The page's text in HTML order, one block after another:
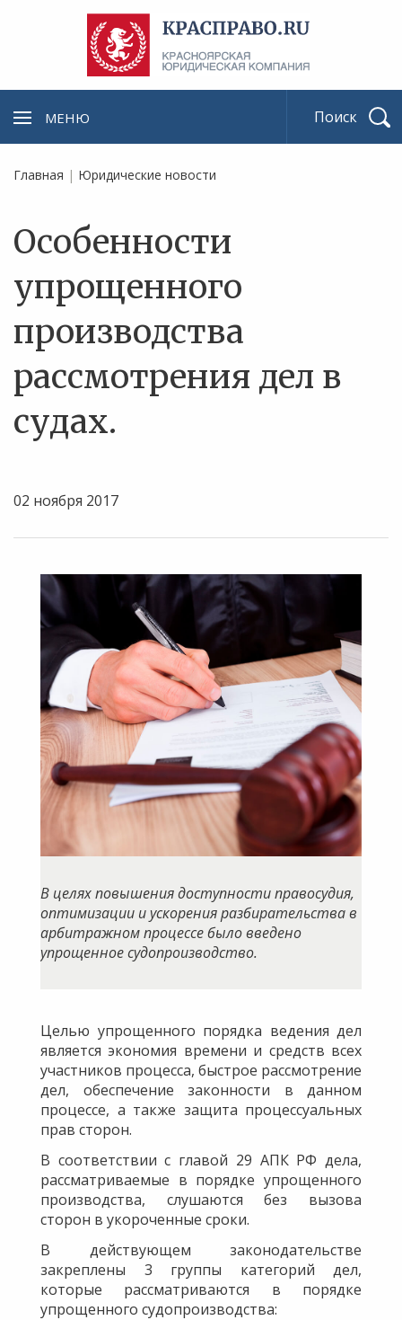
МЕНЮ
Главная | Юридические новости
Особенности
упрощенного
производства
рассмотрения дел в
судах.
02 ноября 2017
​В целях повышения доступности правосудия,
оптимизации и ускорения разбирательства в
арбитражном процессе было введено
упрощенное судопроизводство.
Целью упрощенного порядка ведения дел
является экономия времени и средств всех
участников процесса, быстрое рассмотрение
дел, обеспечение законности в данном
процессе, а также защита процессуальных
прав сторон.
В соответствии с главой 29 АПК РФ дела,
рассматриваемые в порядке упрощенного
производства, слушаются без вызова
сторон в укороченные сроки.
В действующем законодательстве
закреплены 3 группы категорий дел,
которые рассматриваются в порядке
упрощенного судопроизводства: